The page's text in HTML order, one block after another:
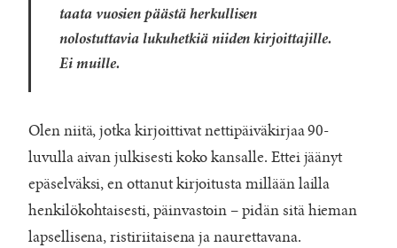
taata vuosien päästä herkullisen
nolostuttavia lukuhetkiä niiden kirjoittajille.
Ei muille.
Olen niitä, jotka kirjoittivat nettipäiväkirjaa 90-
luvulla aivan julkisesti koko kansalle. Ettei jäänyt
epäselväksi, en ottanut kirjoitusta millään lailla
henkilökohtaisesti, päinvastoin – pidän sitä hieman
lapsellisena, ristiriitaisena ja naurettavana.